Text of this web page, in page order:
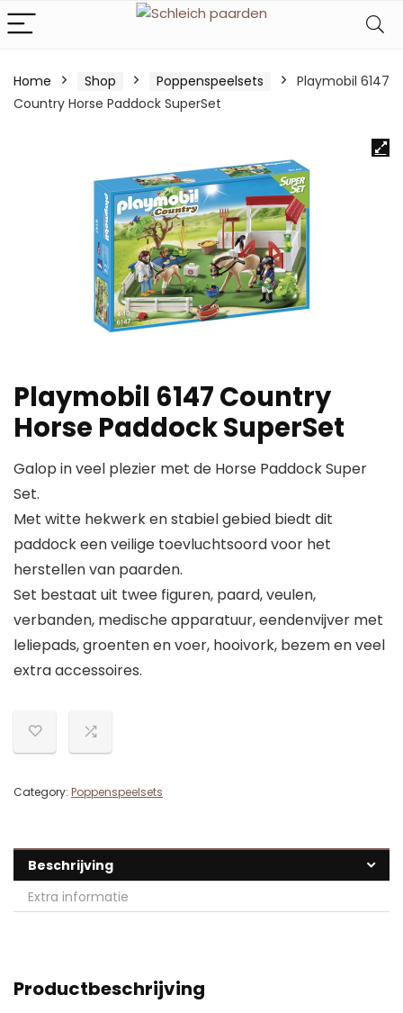
Home Shop Poppenspeelsets
Playmobil 6147
Country Horse Paddock SuperSet
Playmobil 6147 Country
Horse Paddock SuperSet
Galop in veel plezier met de Horse Paddock Super
Set.
Met witte hekwerk en stabiel gebied biedt dit
paddock een veilige toevluchtsoord voor het
herstellen van paarden.
Set bestaat uit twee figuren, paard, veulen,
verbanden, medische apparatuur, eendenvijver met
leliepads, groenten en voer, hooivork, bezem en veel
extra accessoires.
Category: Poppenspeelsets
Beschrijving
Extra informatie
Productbeschrijving